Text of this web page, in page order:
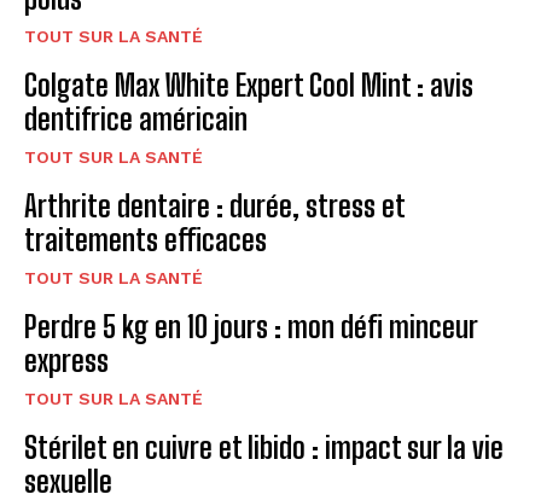
TOUT SUR LA SANTÉ
Colgate Max White Expert Cool Mint : avis
dentifrice américain
TOUT SUR LA SANTÉ
Arthrite dentaire : durée, stress et
traitements efficaces
TOUT SUR LA SANTÉ
Perdre 5 kg en 10 jours : mon défi minceur
express
TOUT SUR LA SANTÉ
Stérilet en cuivre et libido : impact sur la vie
sexuelle